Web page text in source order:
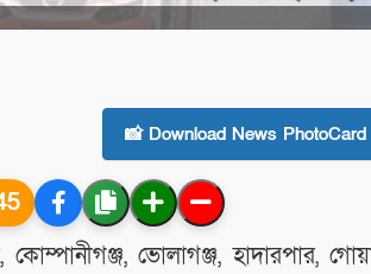
📸 Download News PhotoCard
কোম্পানীগঞ্জ, ভোলাগঞ্জ, হাদারপার,